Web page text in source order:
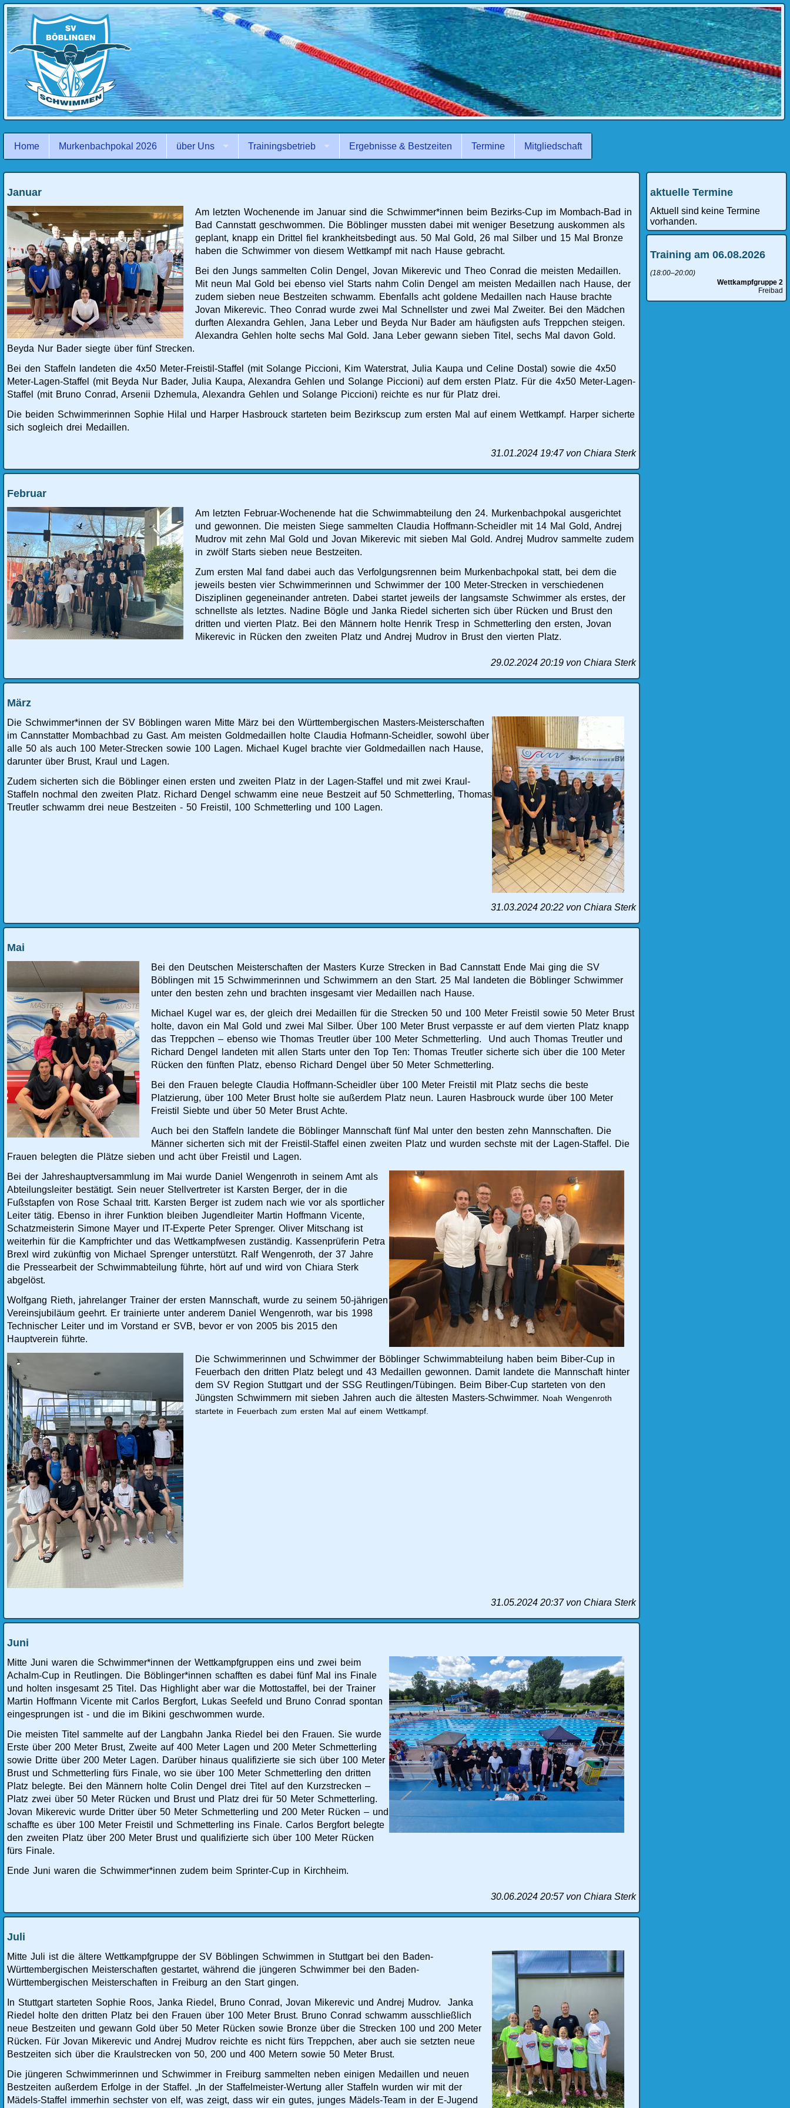
Navigation
überspringen
Home Murkenbachpokal 2026 über Uns Trainingsbetrieb Ergebnisse & Bestzeiten Termine Mitgliedschaft
Januar
Am letzten Wochenende im Januar sind die Schwimmer*innen beim Bezirks-Cup im Mombach-Bad in
Bad Cannstatt geschwommen. Die Böblinger mussten dabei mit weniger Besetzung auskommen als
geplant, knapp ein Drittel fiel krankheitsbedingt aus. 50 Mal Gold, 26 mal Silber und 15 Mal Bronze
haben die Schwimmer von diesem Wettkampf mit nach Hause gebracht.
Bei den Jungs sammelten Colin Dengel, Jovan Mikerevic und Theo Conrad die meisten Medaillen.
Mit neun Mal Gold bei ebenso viel Starts nahm Colin Dengel am meisten Medaillen nach Hause, der
zudem sieben neue Bestzeiten schwamm. Ebenfalls acht goldene Medaillen nach Hause brachte
Jovan Mikerevic. Theo Conrad wurde zwei Mal Schnellster und zwei Mal Zweiter. Bei den Mädchen
durften Alexandra Gehlen, Jana Leber und Beyda Nur Bader am häufigsten aufs Treppchen steigen.
Alexandra Gehlen holte sechs Mal Gold. Jana Leber gewann sieben Titel, sechs Mal davon Gold.
Beyda Nur Bader siegte über fünf Strecken.
Bei den Staffeln landeten die 4x50 Meter-Freistil-Staffel (mit Solange Piccioni, Kim Waterstrat, Julia Kaupa und Celine Dostal) sowie die 4x50
Meter-Lagen-Staffel (mit Beyda Nur Bader, Julia Kaupa, Alexandra Gehlen und Solange Piccioni) auf dem ersten Platz. Für die 4x50 Meter-Lagen-
Staffel (mit Bruno Conrad, Arsenii Dzhemula, Alexandra Gehlen und Solange Piccioni) reichte es nur für Platz drei.
Die beiden Schwimmerinnen Sophie Hilal und Harper Hasbrouck starteten beim Bezirkscup zum ersten Mal auf einem Wettkampf. Harper sicherte
sich sogleich drei Medaillen.
31.01.2024 19:47von Chiara Sterk
Februar
Am letzten Februar-Wochenende hat die Schwimmabteilung den 24. Murkenbachpokal ausgerichtet
und gewonnen. Die meisten Siege sammelten Claudia Hoffmann-Scheidler mit 14 Mal Gold, Andrej
Mudrov mit zehn Mal Gold und Jovan Mikerevic mit sieben Mal Gold. Andrej Mudrov sammelte zudem
in zwölf Starts sieben neue Bestzeiten.
Zum ersten Mal fand dabei auch das Verfolgungsrennen beim Murkenbachpokal statt, bei dem die
jeweils besten vier Schwimmerinnen und Schwimmer der 100 Meter-Strecken in verschiedenen
Disziplinen gegeneinander antreten. Dabei startet jeweils der langsamste Schwimmer als erstes, der
schnellste als letztes. Nadine Bögle und Janka Riedel sicherten sich über Rücken und Brust den
dritten und vierten Platz. Bei den Männern holte Henrik Tresp in Schmetterling den ersten, Jovan
Mikerevic in Rücken den zweiten Platz und Andrej Mudrov in Brust den vierten Platz.
29.02.2024 20:19 von Chiara Sterk
März
Die Schwimmer*innen der SV Böblingen waren Mitte März bei den Württembergischen Masters-Meisterschaften
im Cannstatter Mombachbad zu Gast. Am meisten Goldmedaillen holte Claudia Hofmann-Scheidler, sowohl über
alle 50 als auch 100 Meter-Strecken sowie 100 Lagen. Michael Kugel brachte vier Goldmedaillen nach Hause,
darunter über Brust, Kraul und Lagen.
Zudem sicherten sich die Böblinger einen ersten und zweiten Platz in der Lagen-Staffel und mit zwei Kraul-
Staffeln nochmal den zweiten Platz. Richard Dengel schwamm eine neue Bestzeit auf 50 Schmetterling, Thomas
Treutler schwamm drei neue Bestzeiten - 50 Freistil, 100 Schmetterling und 100 Lagen.
31.03.2024 20:22 von Chiara Sterk
Mai
Bei den Deutschen Meisterschaften der Masters Kurze Strecken in Bad Cannstatt Ende Mai ging die SV
Böblingen mit 15 Schwimmerinnen und Schwimmern an den Start. 25 Mal landeten die Böblinger Schwimmer
unter den besten zehn und brachten insgesamt vier Medaillen nach Hause.
Michael Kugel war es, der gleich drei Medaillen für die Strecken 50 und 100 Meter Freistil sowie 50 Meter Brust
holte, davon ein Mal Gold und zwei Mal Silber. Über 100 Meter Brust verpasste er auf dem vierten Platz knapp
das Treppchen – ebenso wie Thomas Treutler über 100 Meter Schmetterling. Und auch Thomas Treutler und
Richard Dengel landeten mit allen Starts unter den Top Ten: Thomas Treutler sicherte sich über die 100 Meter
Rücken den fünften Platz, ebenso Richard Dengel über 50 Meter Schmetterling.
Bei den Frauen belegte Claudia Hoffmann-Scheidler über 100 Meter Freistil mit Platz sechs die beste
Platzierung, über 100 Meter Brust holte sie außerdem Platz neun. Lauren Hasbrouck wurde über 100 Meter
Freistil Siebte und über 50 Meter Brust Achte.
Auch bei den Staffeln landete die Böblinger Mannschaft fünf Mal unter den besten zehn Mannschaften. Die
Männer sicherten sich mit der Freistil-Staffel einen zweiten Platz und wurden sechste mit der Lagen-Staffel. Die
Frauen belegten die Plätze sieben und acht über Freistil und Lagen.
Bei der Jahreshauptversammlung im Mai wurde Daniel Wengenroth in seinem Amt als
Abteilungsleiter bestätigt. Sein neuer Stellvertreter ist Karsten Berger, der in die
Fußstapfen von Rose Schaal tritt. Karsten Berger ist zudem nach wie vor als sportlicher
Leiter tätig. Ebenso in ihrer Funktion bleiben Jugendleiter Martin Hoffmann Vicente,
Schatzmeisterin Simone Mayer und IT-Experte Peter Sprenger. Oliver Mitschang ist
weiterhin für die Kampfrichter und das Wettkampfwesen zuständig. Kassenprüferin Petra
Brexl wird zukünftig von Michael Sprenger unterstützt. Ralf Wengenroth, der 37 Jahre
die Pressearbeit der Schwimmabteilung führte, hört auf und wird von Chiara Sterk
abgelöst.
Wolfgang Rieth, jahrelanger Trainer der ersten Mannschaft, wurde zu seinem 50-jährigen
Vereinsjubiläum geehrt. Er trainierte unter anderem Daniel Wengenroth, war bis 1998
Technischer Leiter und im Vorstand er SVB, bevor er von 2005 bis 2015 den
Hauptverein führte.
Die Schwimmerinnen und Schwimmer der Böblinger Schwimmabteilung haben beim Biber-Cup in
Feuerbach den dritten Platz belegt und 43 Medaillen gewonnen. Damit landete die Mannschaft hinter
dem SV Region Stuttgart und der SSG Reutlingen/Tübingen. Beim Biber-Cup starteten von den
Jüngsten Schwimmern mit sieben Jahren auch die ältesten Masters-Schwimmer. Noah Wengenroth
startete in Feuerbach zum ersten Mal auf einem Wettkampf.
31.05.2024 20:37von Chiara Sterk
Juni
Mitte Juni waren die Schwimmer*innen der Wettkampfgruppen eins und zwei beim
Achalm-Cup in Reutlingen. Die Böblinger*innen schafften es dabei fünf Mal ins Finale
und holten insgesamt 25 Titel. Das Highlight aber war die Mottostaffel, bei der Trainer
Martin Hoffmann Vicente mit Carlos Bergfort, Lukas Seefeld und Bruno Conrad spontan
eingesprungen ist - und die im Bikini geschwommen wurde.
Die meisten Titel sammelte auf der Langbahn Janka Riedel bei den Frauen. Sie wurde
Erste über 200 Meter Brust, Zweite auf 400 Meter Lagen und 200 Meter Schmetterling
sowie Dritte über 200 Meter Lagen. Darüber hinaus qualifizierte sie sich über 100 Meter
Brust und Schmetterling fürs Finale, wo sie über 100 Meter Schmetterling den dritten
Platz belegte. Bei den Männern holte Colin Dengel drei Titel auf den Kurzstrecken –
Platz zwei über 50 Meter Rücken und Brust und Platz drei für 50 Meter Schmetterling.
Jovan Mikerevic wurde Dritter über 50 Meter Schmetterling und 200 Meter Rücken – und
schaffte es über 100 Meter Freistil und Schmetterling ins Finale. Carlos Bergfort belegte
den zweiten Platz über 200 Meter Brust und qualifizierte sich über 100 Meter Rücken
fürs Finale.
Ende Juni waren die Schwimmer*innen zudem beim Sprinter-Cup in Kirchheim.
30.06.2024 20:57von Chiara Sterk
Juli
Mitte Juli ist die ältere Wettkampfgruppe der SV Böblingen Schwimmen in Stuttgart bei den Baden-
Württembergischen Meisterschaften gestartet, während die jüngeren Schwimmer bei den Baden-
Württembergischen Meisterschaften in Freiburg an den Start gingen.
In Stuttgart starteten Sophie Roos, Janka Riedel, Bruno Conrad, Jovan Mikerevic und Andrej Mudrov. Janka
Riedel holte den dritten Platz bei den Frauen über 100 Meter Brust. Bruno Conrad schwamm ausschließlich
neue Bestzeiten und gewann Gold über 50 Meter Rücken sowie Bronze über die Strecken 100 und 200 Meter
Rücken. Für Jovan Mikerevic und Andrej Mudrov reichte es nicht fürs Treppchen, aber auch sie setzten neue
Bestzeiten sich über die Kraulstrecken von 50, 200 und 400 Metern sowie 50 Meter Brust.
Die jüngeren Schwimmerinnen und Schwimmer in Freiburg sammelten neben einigen Medaillen und neuen
Bestzeiten außerdem Erfolge in der Staffel. „In der Staffelmeister-Wertung aller Staffeln wurden wir mit der
Mädels-Staffel immerhin sechster von elf, was zeigt, dass wir ein gutes, junges Mädels-Team in der E-Jugend
aktuelle Termine
Aktuell sind keine Termine
vorhanden.
Training am 06.08.2026
(18:00–20:00)
Wettkampfgruppe 2
Freibad